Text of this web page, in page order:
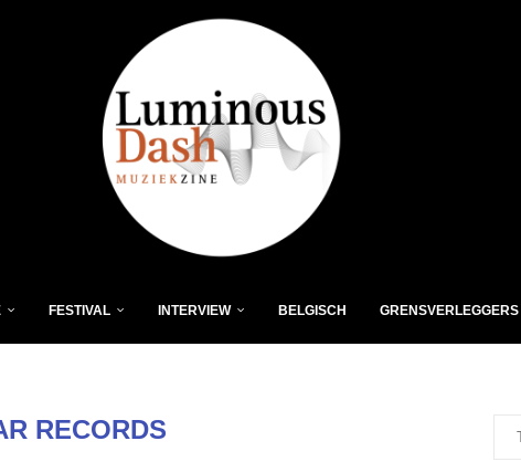
FESTIVAL INTERVIEW BELGISCH GRENSVERLEGGERS
RECORDS